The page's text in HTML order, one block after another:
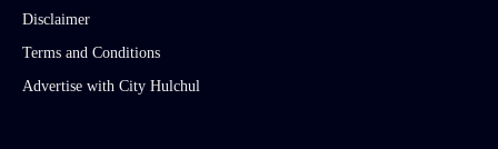
Disclaimer
Terms and Conditions
Advertise with City Hulchul